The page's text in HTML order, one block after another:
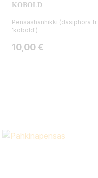
KOBOLD
Pensashanhikki (dasiphora fr.
'kobold')
Hinta
10,00 €